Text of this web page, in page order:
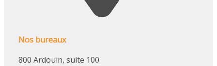
Nos bureaux
800 Ardouin, suite 100